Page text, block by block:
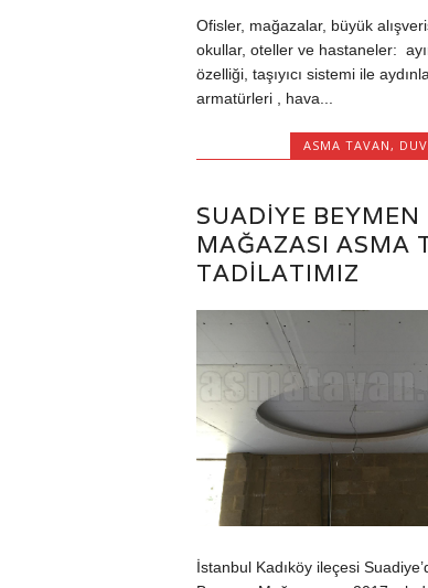
Ofisler, mağazalar, büyük
okullar, oteller ve hastaneler:
özelliği, taşıyıcı sistemi ile
armatürleri , hava...
ASMA TAVAN,
SUADIYE BEYMEN
MAĞAZASI ASMA
TADILATIMIZ
İstanbul Kadıköy ileçesi